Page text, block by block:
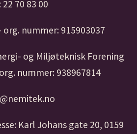
70 83 00
org. nummer: 915903037
og Miljøteknisk Forening
nummer: 938967814
Karl Johans gate 20, 0159